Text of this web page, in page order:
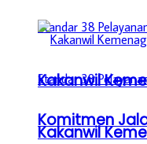
Kakanwil
Komitmen
Kakanwil